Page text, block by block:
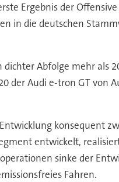
Ergebnis der
in die deutschen
Abfolge mehr als
der Audi e-tron GT von
konsequent
entwickelt,
sinke der
Fahren.